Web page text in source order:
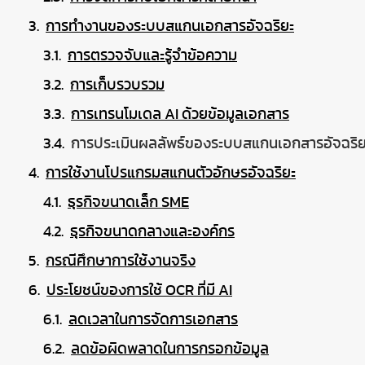
การทำงานของระบบสแกนเอกสารอัจฉริยะ
การตรวจจับและรู้จำข้อความ
การเก็บรวบรวม
การเทรนโมเดล AI ด้วยข้อมูลเอกสาร
การประเมินผลลัพธ์ของระบบสแกนเอกสารอัจฉริ
การใช้งานโปรแกรมสแกนตัวอักษรอัจฉริยะ
ธุรกิจขนาดเล็ก SME
ธุรกิจขนาดกลางและองค์กร
กรณีศึกษาการใช้งานจริง
ประโยชน์ของการใช้ OCR ที่มี AI
ลดเวลาในการจัดการเอกสาร
ลดข้อผิดพลาดในการกรอกข้อมูล